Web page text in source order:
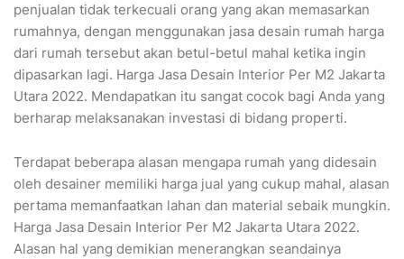
penjualan tidak terkecuali orang yang akan memasarkan
rumahnya, dengan menggunakan jasa desain rumah harga
dari rumah tersebut akan betul-betul mahal ketika ingin
dipasarkan lagi. Harga Jasa Desain Interior Per M2 Jakarta
Utara 2022. Mendapatkan itu sangat cocok bagi Anda yang
berharap melaksanakan investasi di bidang properti.
Terdapat beberapa alasan mengapa rumah yang didesain
oleh desainer memiliki harga jual yang cukup mahal, alasan
pertama memanfaatkan lahan dan material sebaik mungkin.
Harga Jasa Desain Interior Per M2 Jakarta Utara 2022.
Alasan hal yang demikian menerangkan seandainya